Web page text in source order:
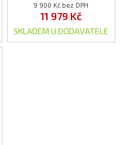
9 900 Kč bez DPH
11 979 Kč
SKLADEM U DODAVATELE